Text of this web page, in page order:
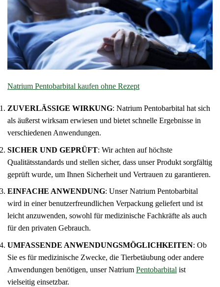
Natrium Pentobarbital kaufen ohne Rezept
ZUVERLÄSSIGE WIRKUNG: Natrium Pentobarbital hat sich
als äußerst wirksam erwiesen und bietet schnelle Ergebnisse in
verschiedenen Anwendungen.
SICHER UND GEPRÜFT: Wir achten auf höchste
Qualitätsstandards und stellen sicher, dass unser Produkt sorgfältig
geprüft wurde, um Ihnen Sicherheit und Vertrauen zu garantieren.
EINFACHE ANWENDUNG: Unser Natrium Pentobarbital
wird in einer benutzerfreundlichen Verpackung geliefert und ist
leicht anzuwenden, sowohl für medizinische Fachkräfte als auch
für den privaten Gebrauch.
UMFASSENDE ANWENDUNGSMÖGLICHKEITEN: Ob
Sie es für medizinische Zwecke, die Tierbetäubung oder andere
Anwendungen benötigen, unser Natrium Pentobarbital ist
vielseitig einsetzbar.